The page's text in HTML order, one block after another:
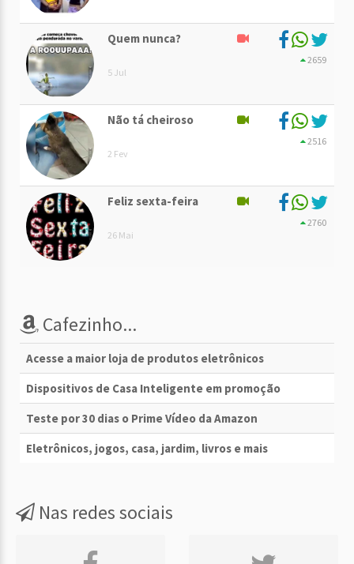
Quem nunca?
5 Jul
2659
Não tá cheiroso
2 Fev
2516
Feliz sexta-feira
26 Mai
2760
Cafezinho...
Acesse a maior loja de produtos eletrônicos
Dispositivos de Casa Inteligente em promoção
Teste por 30 dias o Prime Vídeo da Amazon
Eletrônicos, jogos, casa, jardim, livros e mais
Nas redes sociais